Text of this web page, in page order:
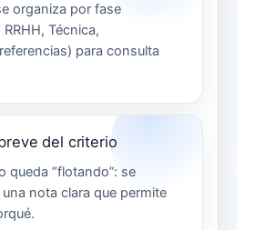
organiza por fase
Técnica,
para consulta
del criterio
queda “flotando”: se
nota clara que permite